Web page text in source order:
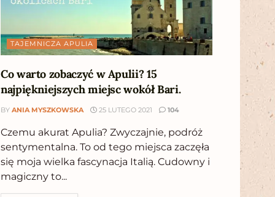
TAJEMNICZA APULIA
Co warto zobaczyć w Apulii? 15
najpiękniejszych miejsc wokół Bari.
BY ANIA MYSZKOWSKA 25 LUTEGO 2021 104
Czemu akurat Apulia? Zwyczajnie, podróż
sentymentalna. To od tego miejsca zaczęła
się moja wielka fascynacja Italią. Cudowny i
magiczny to...